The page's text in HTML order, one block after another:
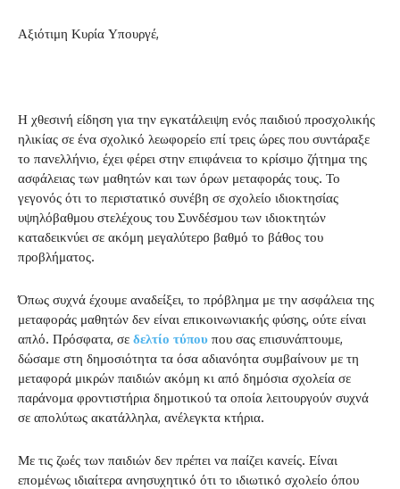
Αξιότιμη Κυρία Υπουργέ,
Η χθεσινή είδηση για την εγκατάλειψη ενός παιδιού προσχολικής
ηλικίας σε ένα σχολικό λεωφορείο επί τρεις ώρες που συντάραξε
το πανελλήνιο, έχει φέρει στην επιφάνεια το κρίσιμο ζήτημα της
ασφάλειας των μαθητών και των όρων μεταφοράς τους. Το
γεγονός ότι το περιστατικό συνέβη σε σχολείο ιδιοκτησίας
υψηλόβαθμου στελέχους του Συνδέσμου των ιδιοκτητών
καταδεικνύει σε ακόμη μεγαλύτερο βαθμό το βάθος του
προβλήματος.
Όπως συχνά έχουμε αναδείξει, το πρόβλημα με την ασφάλεια της
μεταφοράς μαθητών δεν είναι επικοινωνιακής φύσης, ούτε είναι
απλό. Πρόσφατα, σε δελτίο τύπου που σας επισυνάπτουμε,
δώσαμε στη δημοσιότητα τα όσα αδιανόητα συμβαίνουν με τη
μεταφορά μικρών παιδιών ακόμη κι από δημόσια σχολεία σε
παράνομα φροντιστήρια δημοτικού τα οποία λειτουργούν συχνά
σε απολύτως ακατάλληλα, ανέλεγκτα κτήρια.
Με τις ζωές των παιδιών δεν πρέπει να παίζει κανείς. Είναι
επομένως ιδιαίτερα ανησυχητικό ότι το ιδιωτικό σχολείο όπου